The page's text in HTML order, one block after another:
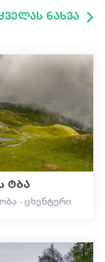
ნახვა
ტბა
· ᲪᲮᲔᲜᲢᲣᲠᲘ